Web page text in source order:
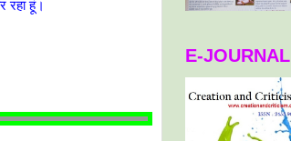
रहा हूं।
E-JOURNAL